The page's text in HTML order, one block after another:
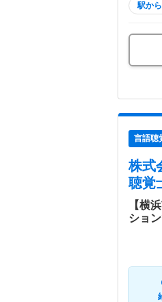
駅か
言語聴
株式
聴覚
【横
ショ